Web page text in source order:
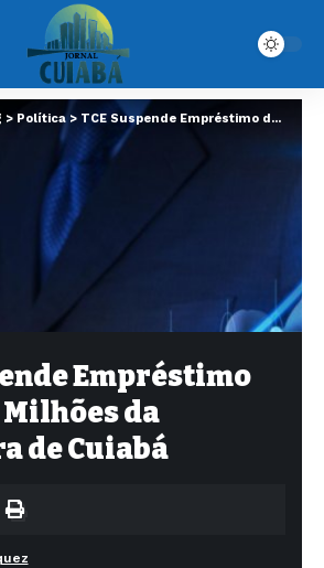
> Política> TCE Suspende Empréstimo de R$ 139 Milhões da Prefeitura de Cuiabá
Empréstimo
Milhões da
de Cuiabá